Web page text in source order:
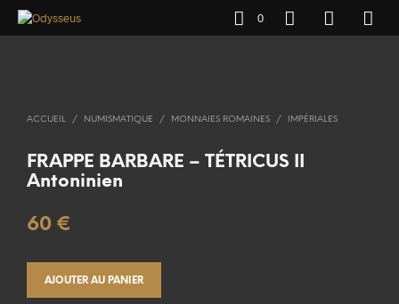
0
ACCUEIL / NUMISMATIQUE / MONNAIES ROMAINES / IMPÉRIALES
FRAPPE BARBARE – TÉTRICUS II
Antoninien
60 €
AJOUTER AU PANIER